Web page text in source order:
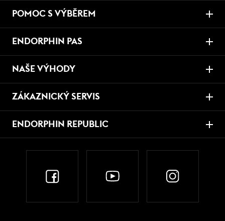
POMOC S VÝBĚREM
ENDORPHIN PAS
NAŠE VÝHODY
ZÁKAZNICKÝ SERVIS
ENDORPHIN REPUBLIC